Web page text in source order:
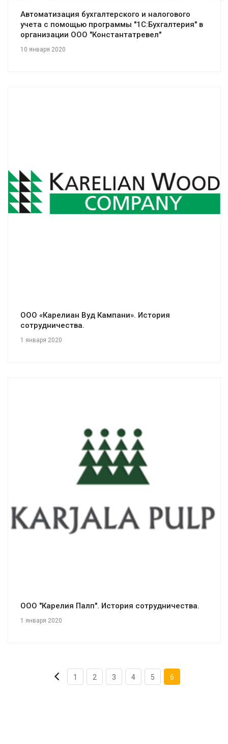
Автоматизация бухгалтерского и налогового
учета с помощью программы "1С:Бухгалтерия" в
организации ООО "Константатревел"
10 января 2020
Смотреть проект
ООО «Карелиан Вуд Кампани». История
сотрудничества.
1 января 2020
ООО "Карелия Палп". История сотрудничества.
1 января 2020
1 2 3 4 5 6